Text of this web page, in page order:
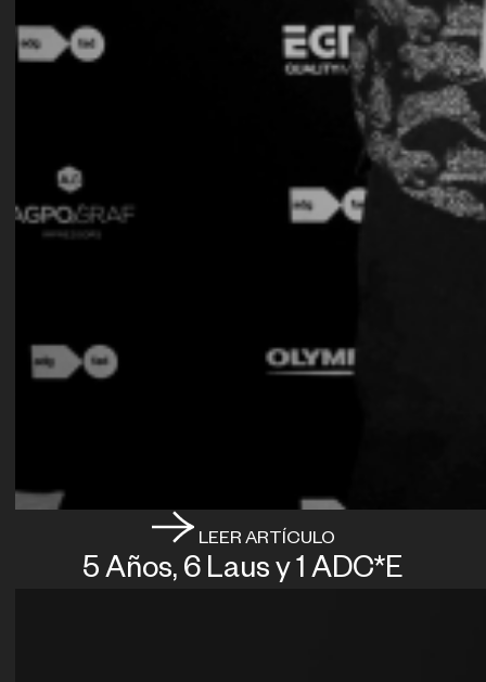
LEER ARTÍCULO
5 Años, 6 Laus y 1 ADC*E